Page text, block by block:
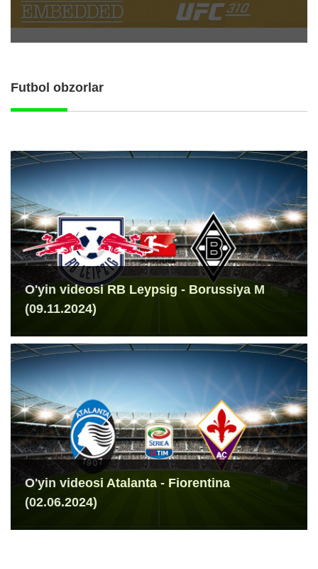
Futbol obzorlar
O'yin videosi RB Leypsig - Borussiya M
(09.11.2024)
O'yin videosi Atalanta - Fiorentina
(02.06.2024)